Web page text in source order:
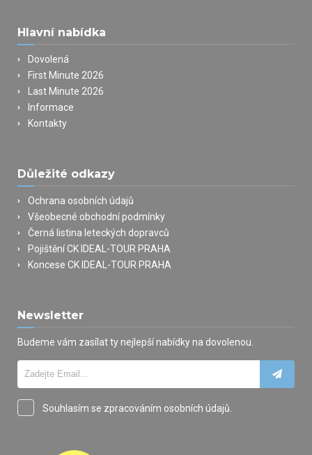
Hlavní nabídka
Dovolená
First Minute 2026
Last Minute 2026
Informace
Kontakty
Důležité odkazy
Ochrana osobních údajů
Všeobecné obchodní podmínky
Černá listina leteckých dopravců
Pojištění CK IDEAL-TOUR PRAHA
Koncese CK IDEAL-TOUR PRAHA
Newsletter
Budeme vám zasílat ty nejlepší nabídky na dovolenou.
Souhlasím se zpracováním osobních údajů.